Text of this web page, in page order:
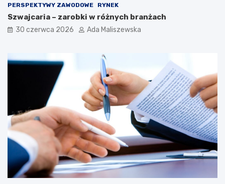
PERSPEKTYWY ZAWODOWE RYNEK
Szwajcaria – zarobki w różnych branżach
30 czerwca 2026 Ada Maliszewska